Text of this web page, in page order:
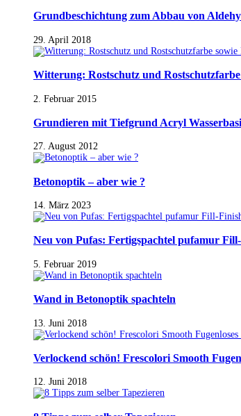
Grundbeschichtung zum Abbau von
29. April 2018
Witterung: Rostschutz und
2. Februar 2015
Grundieren mit Tiefgrund Acryl
27. August 2012
Betonoptik – aber wie ?
14. März 2023
Neu von Pufas: Fertigspachtel pufamur
5. Februar 2019
Wand in Betonoptik spachteln
13. Juni 2018
Verlockend schön! Frescolori Smooth
12. Juni 2018